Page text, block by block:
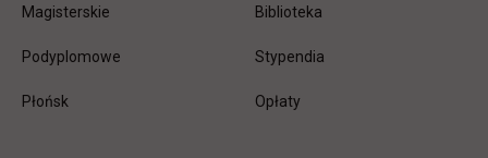
Magisterskie
Podyplomowe
Płońsk
Biblioteka
Stypendia
Opłaty